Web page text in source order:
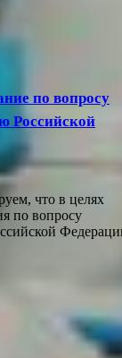
по вопросу
Российской
что в целях
по вопросу